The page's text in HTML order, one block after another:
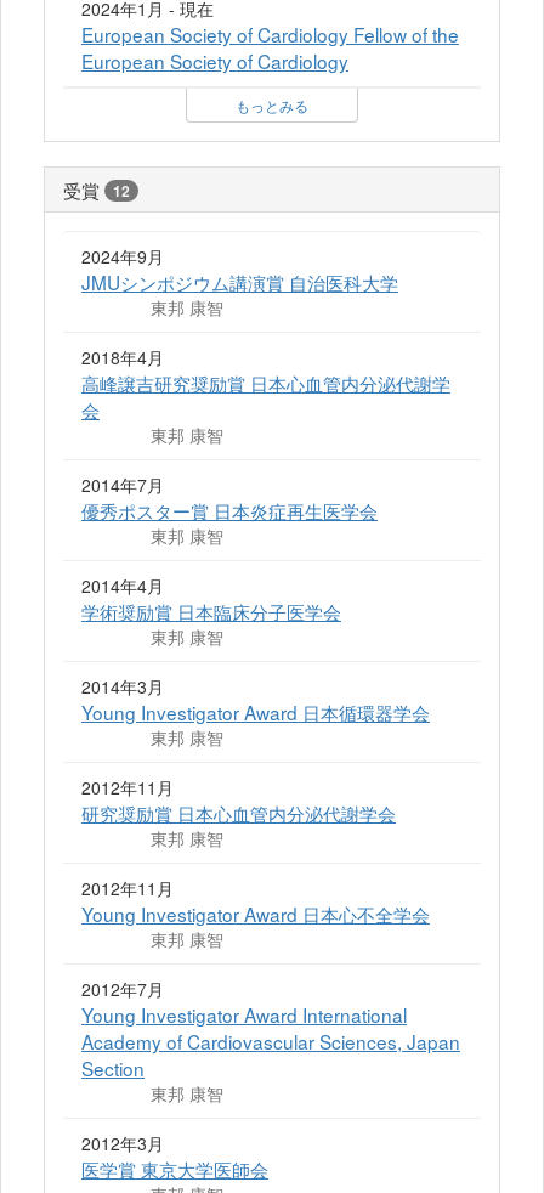
2024年1月 - 現在
European Society of Cardiology Fellow of the
European Society of Cardiology
もっとみる
受賞 12
2024年9月
JMUシンポジウム講演賞 自治医科大学
東邦 康智
2018年4月
高峰譲吉研究奨励賞 日本心血管内分泌代謝学
会
東邦 康智
2014年7月
優秀ポスター賞 日本炎症再生医学会
東邦 康智
2014年4月
学術奨励賞 日本臨床分子医学会
東邦 康智
2014年3月
Young Investigator Award 日本循環器学会
東邦 康智
2012年11月
研究奨励賞 日本心血管内分泌代謝学会
東邦 康智
2012年11月
Young Investigator Award 日本心不全学会
東邦 康智
2012年7月
Young Investigator Award International
Academy of Cardiovascular Sciences, Japan
Section
東邦 康智
2012年3月
医学賞 東京大学医師会